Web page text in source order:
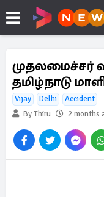
முதலமைச்சர்
தமிழ்நாடு
Vijay Delhi
Accident
By Thiru
2 months